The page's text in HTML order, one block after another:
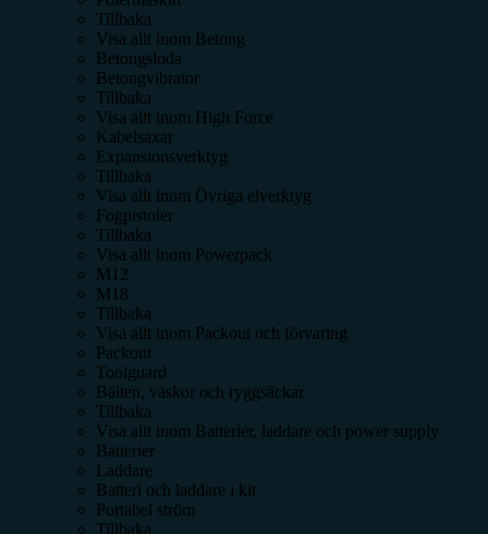
Tillbaka
Visa allt inom Betong
Betongsloda
Betongvibrator
Tillbaka
Visa allt inom High Force
Kabelsaxar
Expansionsverktyg
Tillbaka
Visa allt inom Övriga elverktyg
Fogpistoler
Tillbaka
Visa allt inom Powerpack
M12
M18
Tillbaka
Visa allt inom Packout och förvaring
Packout
Toolguard
Bälten, väskor och ryggsäckar
Tillbaka
Visa allt inom Batterier, laddare och power supply
Batterier
Laddare
Batteri och laddare i kit
Portabel ström
Tillbaka